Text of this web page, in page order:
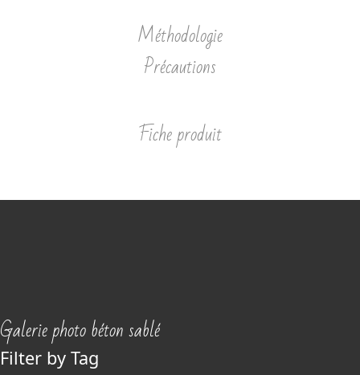
Méthodologie
Précautions
Fiche produit
Galerie photo béton sablé
Filter by Tag